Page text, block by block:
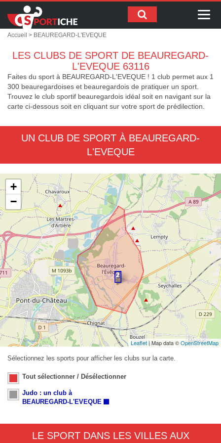
Accueil > BEAUREGARD-L'EVEQUE
LES CLUBS DE SPORT DE BEAUREGARD-
L'EVEQUE 63116
Faites du sport à BEAUREGARD-L'EVEQUE ! 1 club permet aux 1
300 beauregardoises et beauregardois de pratiquer un sport.
Trouvez le club sportif beauregardois idéal soit en navigant sur la
carte ci-dessous soit en cliquant sur votre sport de prédilection.
UN CLUB DE SPORT À BEAUREGARD-
L'EVEQUE
+
−
Leaflet | Map data ©OpenStreetMap
Sélectionnez les sports pour afficher les clubs sur la carte.
Tout sélectionner / Désélectionner
Judo : un club à
BEAUREGARD-L'EVEQUE
LE SPORT DANS LES VILLES AUX